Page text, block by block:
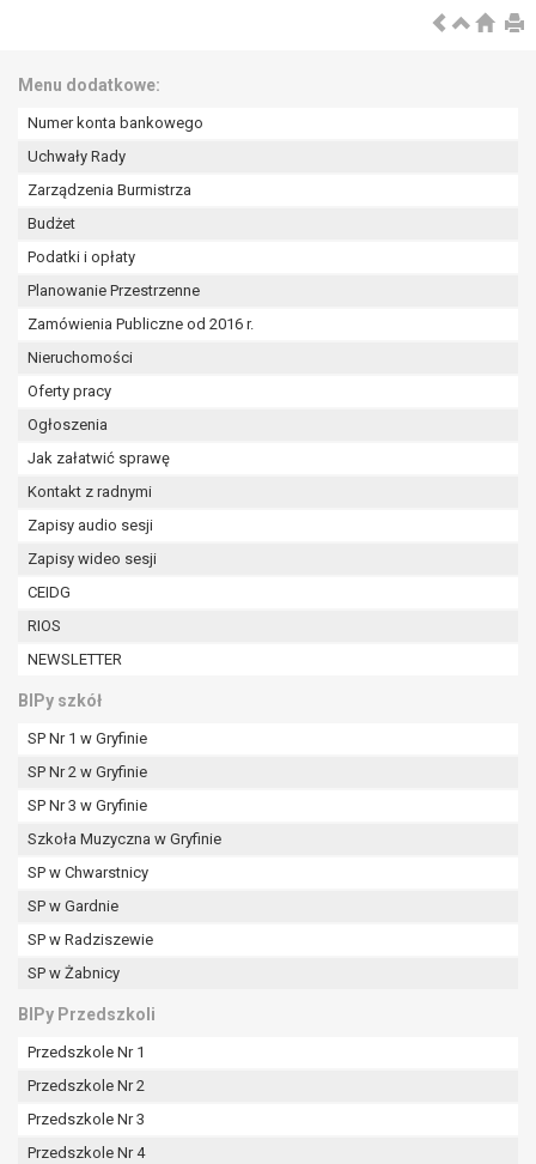
Menu dodatkowe:
Numer konta bankowego
Uchwały Rady
Zarządzenia Burmistrza
Budżet
Podatki i opłaty
Planowanie Przestrzenne
Zamówienia Publiczne od 2016 r.
Nieruchomości
Oferty pracy
Ogłoszenia
Jak załatwić sprawę
Kontakt z radnymi
Zapisy audio sesji
Zapisy wideo sesji
CEIDG
RIOS
NEWSLETTER
BIPy szkół
SP Nr 1 w Gryfinie
SP Nr 2 w Gryfinie
SP Nr 3 w Gryfinie
Szkoła Muzyczna w Gryfinie
SP w Chwarstnicy
SP w Gardnie
SP w Radziszewie
SP w Żabnicy
BIPy Przedszkoli
Przedszkole Nr 1
Przedszkole Nr 2
Przedszkole Nr 3
Przedszkole Nr 4
przetwarzania danych osobowych, którego
interesie publicznym lub w ramach
powierzonej administratorowi bądź
realizowanych przez administratora
lub przez stronę trzecią.
że wykaże on istnienie ważnych prawnie
wolności osoby, której dane dotyczą, lub
podstaw do ustalenia, dochodzenia lub
na przetwarzanie danych osobowych (art. 6 ust. 1
cofnięcia tej zgody w dowolnym momencie.
Cofnięcie to nie ma wpływu na zgodność
przetwarzania, którego dokonano na podstawie
zgody przed jej cofnięciem.
organu nadzorczego na niezgodne z prawem
przetwarzanie Pani/Pana danych osobowych
przez administratora.
Organem właściwym do wniesienia skargi jest
W zależności od sfery, w której przetwarzane są
dane osobowe, podanie danych osobowych jest
umownym.
Pani/Pana dane nie będą poddawane
zautomatyzowanemu podejmowaniu decyzji, w